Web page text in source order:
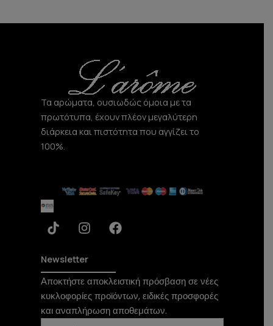
k
g
m
o
Τα αρώματα, ουσιωδώς όμοια με τα
πρωτότυπα, έχουν πλέον μεγαλύτερη
διάρκεια και πιστότητα που αγγίζει το
100%.
T
i
t
o
k
I
n
t
a
g
r
a
F
a
b
o
o
k
Newsletter
Αποκτήστε αποκλειστική πρόσβαση σε νέες
κυκλοφορίες προϊόντων, ειδικές προσφορές
και αναπλήρωση αποθεμάτων.